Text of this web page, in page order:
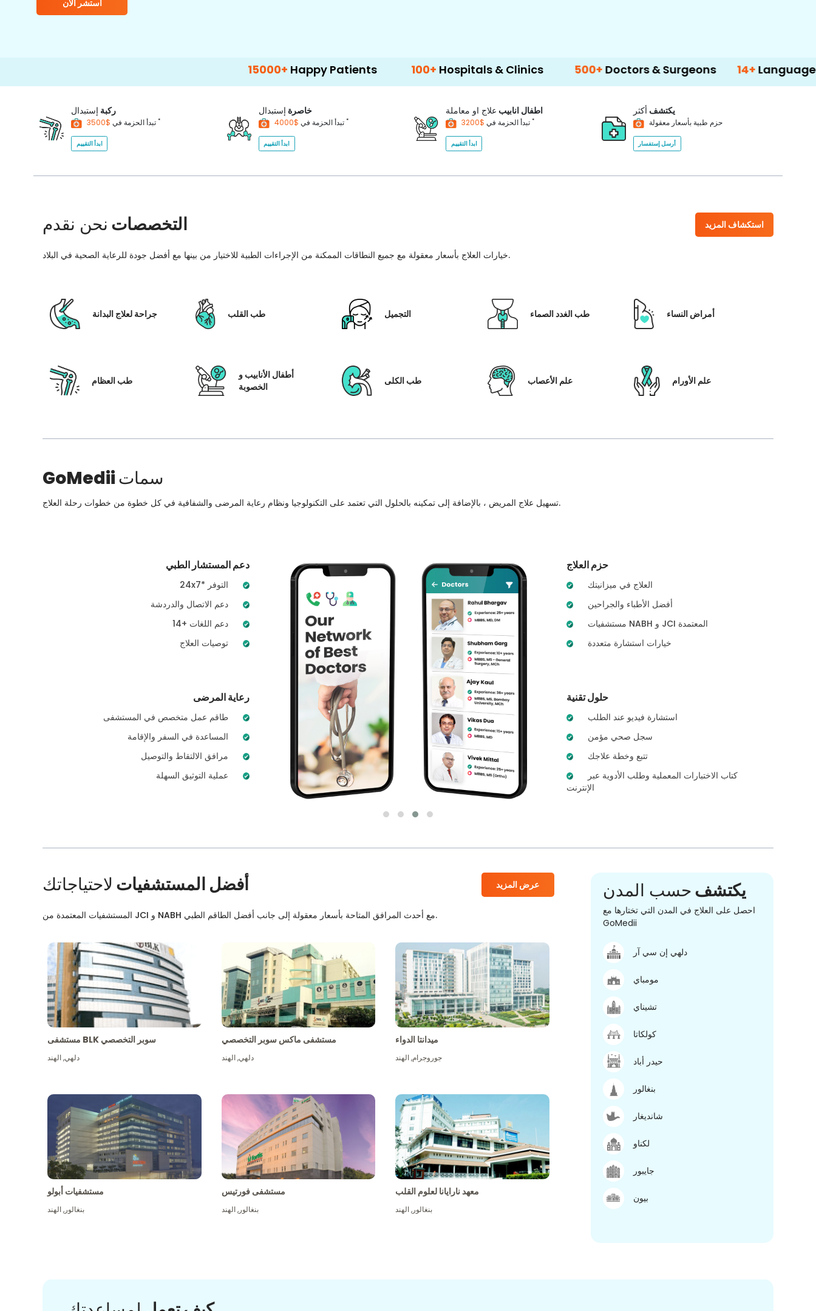
استشر الآن
Happy Patients 100+ Hospitals & Clinics 500+ Doctors & Surgeons 14+Language Support
ركبة إستبدال
تبدأ الحزمة في *
ابدأ التقييم
خاصرة إستبدال
تبدأ الحزمة في$4000 *
ابدأ التقييم
اطفال انابيب علاج او معاملة
تبدأ الحزمة في *
ابدأ التقييم
يكتشف أكثر
حزم طبية بأسعار معقولة
أرسل إستفسار
التخصصات نحن نقدم استكشاف المزيد
خيارات العلاج بأسعار معقولة مع جميع النطاقات الممكنة من الإجراءات الطبية للاختيار من بينها مع أفضل جودة للرعاية الصحية في البلاد.
جراحة لعلاج البدانة طب القلب التجميل طب الغدد الصماء أمراض النساء
طب العظام
أطفال الأنابيب و
الخصوبة
طب الكلى علم الأعصاب علم الأورام
GoMediiسمات
تسهيل علاج المريض ، بالإضافة إلى تمكينه بالحلول التي تعتمد على التكنولوجيا ونظام رعاية المرضى والشفافية في كل خطوة من خطوات رحلة العلاج.
دعم المستشار الطبي
رعاية المرضى
حزم العلاج
العلاج في ميزانيتك
أفضل الأطباء والجراحين
مستشفيات NABH و JCI المعتمدة
خيارات استشارة متعددة
حلول تقنية
استشارة فيديو عند الطلب
سجل صحي مؤمن
تتبع وخطة علاجك
الإنترنت
أفضل المستشفيات لاحتياجاتك عرض المزيد
المستشفيات المعتمدة من JCI و NABH مع أحدث المرافق المتاحة بأسعار معقولة إلى جانب أفضل الطاقم الطبي.
مستشفى BLK سوبر التخصصي
دلهي,الهند
مستشفى ماكس سوبر التخصصي
دلهي,الهند
ميدانتا الدواء
جوروجرام,الهند
مستشفيات أبولو
بنغالور,الهند
مستشفى فورتيس
بنغالور,الهند
معهد نارايانا لعلوم القلب
بنغالور,الهند
يكتشفحسب المدن
احصل على العلاج في المدن التي تختارها مع
GoMedii
دلهي إن سي آر
مومباي
تشيناي
كولكاتا
حيدر أباد
بنغالور
شانديغار
لكناو
جايبور
بيون